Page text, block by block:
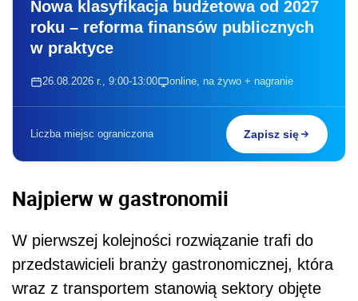
Nowa klasyfikacja budżetowa od 2027
roku – reforma finansów publicznych
w praktyce
26.08.2026 r., 9:00-13:00 online, na żywo + nagranie
Liczba miejsc ograniczona Zapisz się
Najpierw w gastronomii
W pierwszej kolejności rozwiązanie trafi do
przedstawicieli branży gastronomicznej, która
wraz z transportem stanowią sektory objęte